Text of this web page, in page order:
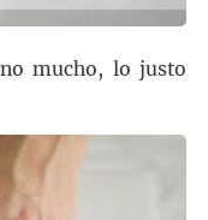
mucho, lo justo